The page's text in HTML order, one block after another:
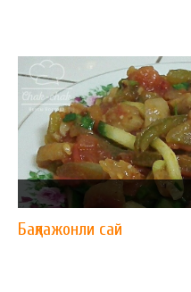
Бақлажонли сай